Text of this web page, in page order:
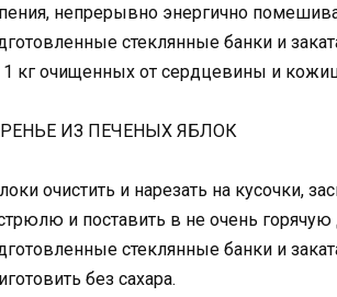
непрерывно энергично
стеклянные банки и
1 кг очищенных от сердцевины и
ИЗ ПЕЧЕНЫХ ЯБЛОК
очистить и нарезать на кусочки,
и поставить в не очень
стеклянные банки и
без сахара.